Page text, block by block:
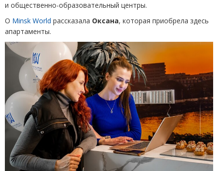
и общественно-образовательный центры.
О Minsk World рассказала Оксана, которая приобрела здесь
апартаменты.